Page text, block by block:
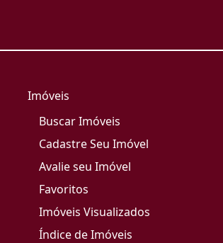
Imóveis
Buscar Imóveis
Cadastre Seu Imóvel
Avalie seu Imóvel
Favoritos
Imóveis Visualizados
Índice de Imóveis